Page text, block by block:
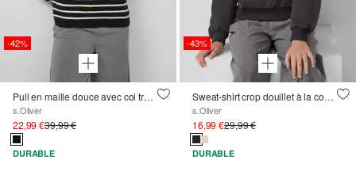
-42%
Pull en maille douce avec col troyer haut
s.Oliver
22,99 €39,99 €
DURABLE
-43%
Sweat-shirt crop douillet à la coupe oversize et à l'imprimé chatoyant
s.Oliver
16,99 €29,99 €
DURABLE